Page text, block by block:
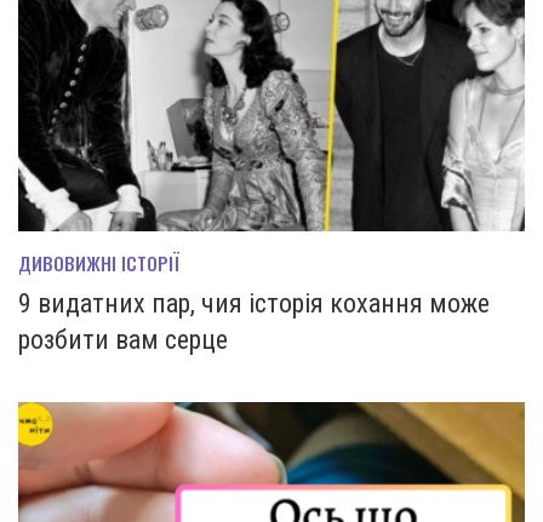
ДИВОВИЖНІ ІСТОРІЇ
9 видатних пар, чия історія кохання може
розбити вам серце